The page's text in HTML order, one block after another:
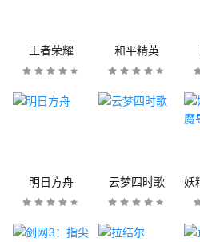
王者荣耀 和平精英
明日方舟 云梦四时歌